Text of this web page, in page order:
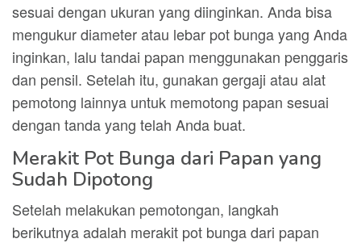
sesuai dengan ukuran yang diinginkan. Anda bisa
mengukur diameter atau lebar pot bunga yang Anda
inginkan, lalu tandai papan menggunakan penggaris
dan pensil. Setelah itu, gunakan gergaji atau alat
pemotong lainnya untuk memotong papan sesuai
dengan tanda yang telah Anda buat.
Merakit Pot Bunga dari Papan yang
Sudah Dipotong
Setelah melakukan pemotongan, langkah
berikutnya adalah merakit pot bunga dari papan